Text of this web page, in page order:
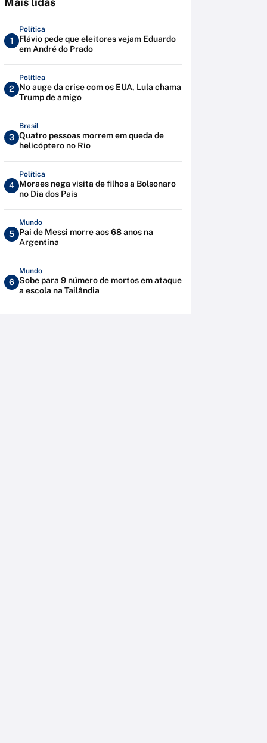
1
Política
Flávio pede que eleitores vejam Eduardo
em André do Prado
2
Política
No auge da crise com os EUA, Lula chama
Trump de amigo
3
Brasil
Quatro pessoas morrem em queda de
helicóptero no Rio
4
Política
Moraes nega visita de filhos a Bolsonaro
no Dia dos Pais
5
Mundo
Pai de Messi morre aos 68 anos na
Argentina
6
Mundo
Sobe para 9 número de mortos em ataque
a escola na Tailândia